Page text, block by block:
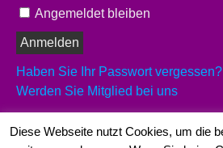
Angemeldet bleiben
Haben Sie Ihr Passwort vergessen?
Werden Sie Mitglied bei uns
Es sind schon 29 Musiker registriert
Diese Webseite nutzt Cookies, um die